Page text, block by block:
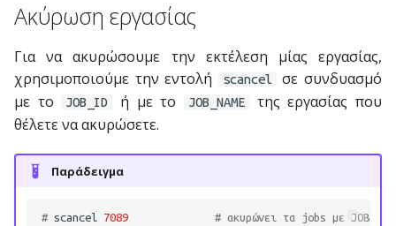
Ακύρωση εργασίας
Για να ακυρώσουμε την εκτέλεση μίας εργασίας,
χρησιμοποιούμε την εντολή
scancel
σε συνδυασμό
με το
JOB_ID ή με το JOB_NAME
της εργασίας που
θέλετε να ακυρώσετε.
Παράδειγμα
# scancel 7089
# ακυρώνει τα jobs με